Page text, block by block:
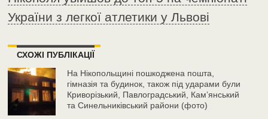
України з легкої атлетики у Львові
СХОЖІ ПУБЛІКАЦІЇ
На Нікопольщині пошкоджена пошта,
гімназія та будинок, також під ударами були
Криворізький, Павлоградський, Камʼянський
та Синельниківський райони (фото)